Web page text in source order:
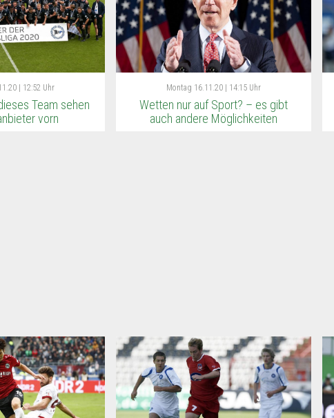
| 12:52 Uhr
Team sehen
vorn
Montag 16.11.20 | 14:15 Uhr
Wetten nur auf Sport? – es gibt
auch andere Möglichkeiten